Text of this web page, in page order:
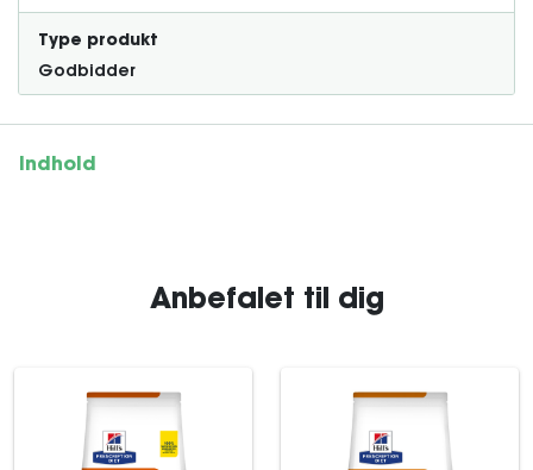
Type produkt
Godbidder
Indhold
Anbefalet til dig